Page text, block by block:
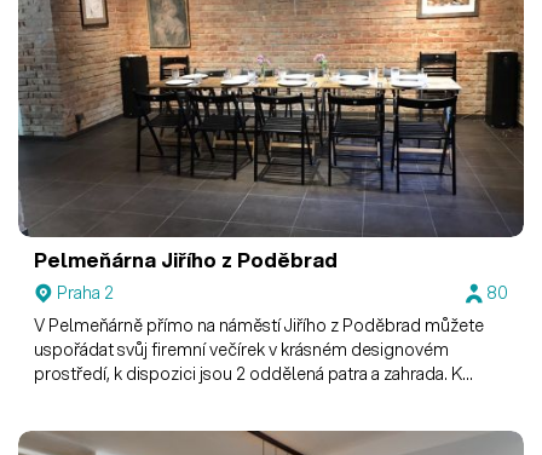
Pelmeňárna Jiřího z Poděbrad
Praha 2
80
V Pelmeňárně přímo na náměstí Jiřího z Poděbrad můžete
uspořádat svůj firemní večírek v krásném designovém
prostředí, k dispozici jsou 2 oddělená patra a zahrada. K